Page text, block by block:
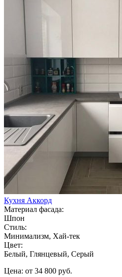
Кухня Аккорд
Материал фасада:
Шпон
Стиль:
Минимализм, Хай-тек
Цвет:
Белый, Глянцевый, Серый
Цена: от 34 800 руб.